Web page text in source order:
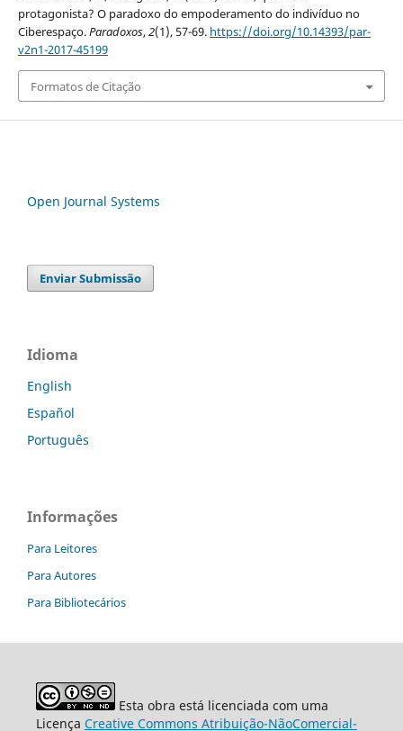
protagonista? O paradoxo do empoderamento do indivíduo no
Ciberespaço.Paradoxos,2(1), 57-69. https://doi.org/10.14393/par-
v2n1-2017-45199
Formatos de Citação
Open Journal Systems
Enviar Submissão
Idioma
English
Español
Português
Informações
Para Leitores
Para Autores
Para Bibliotecários
Esta obra está licenciada com uma
Licença Creative Commons Atribuição-NãoComercial-